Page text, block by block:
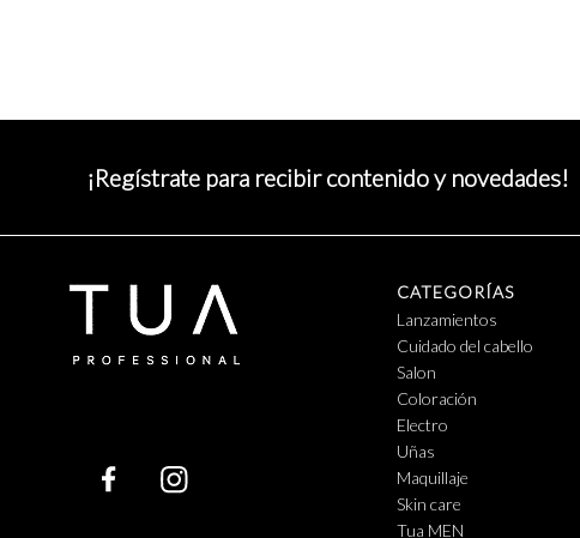
¡Regístrate para recibir contenido y novedades!
CATEGORÍAS
Lanzamientos
Cuidado del cabello
Salon
Coloración
Electro
Uñas
Maquillaje
Skin care
Tua MEN